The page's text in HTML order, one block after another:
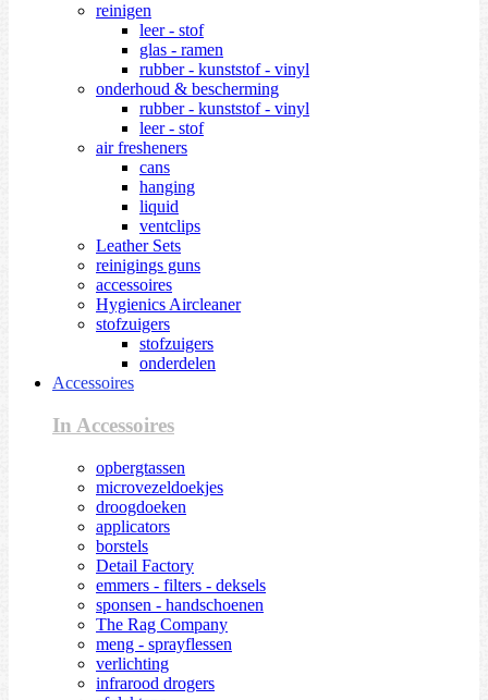
reinigen
leer - stof
glas - ramen
rubber - kunststof - vinyl
onderhoud & bescherming
rubber - kunststof - vinyl
leer - stof
air fresheners
cans
hanging
liquid
ventclips
Leather Sets
reinigings guns
accessoires
Hygienics Aircleaner
stofzuigers
stofzuigers
onderdelen
Accessoires
In Accessoires
opbergtassen
microvezeldoekjes
droogdoeken
applicators
borstels
Detail Factory
emmers - filters - deksels
sponsen - handschoenen
The Rag Company
meng - sprayflessen
verlichting
infrarood drogers